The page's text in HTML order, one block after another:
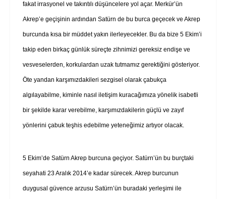
fakat irrasyonel ve takıntılı düşüncelere yol açar. Merkür’ün
Akrep’e geçişinin ardından Satürn de bu burca geçecek ve Akrep
burcunda kısa bir müddet yakın ilerleyecekler. Bu da bize 5 Ekim’i
takip eden birkaç günlük süreçte zihnimizi gereksiz endişe ve
vesveselerden, korkulardan uzak tutmamız gerektiğini gösteriyor.
Öte yandan karşımızdakileri sezgisel olarak çabukça
algılayabilme, kiminle nasıl iletişim kuracağımıza yönelik isabetli
bir şekilde karar verebilme, karşımızdakilerin güçlü ve zayıf
yönlerini çabuk teşhis edebilme yeteneğimiz artıyor olacak.
5 Ekim’de Satürn Akrep burcuna geçiyor. Satürn’ün bu burçtaki
seyahati 23 Aralık 2014’e kadar sürecek. Akrep burcunun
duygusal güvence arzusu Satürn’ün buradaki yerleşimi ile